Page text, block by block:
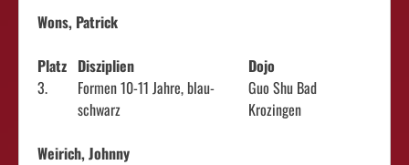
Wons, Patrick
Platz Disziplien
Dojo
3.
Formen 10-11 Jahre, blau-
schwarz
Guo Shu Bad
Krozingen
Weirich, Johnny